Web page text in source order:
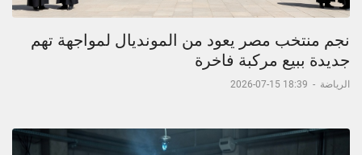
نجم منتخب مصر يعود من المونديال لمواجهة تهم
جديدة ببيع مركبة فاخرة
الرياضة -
18:39 15-07-2026